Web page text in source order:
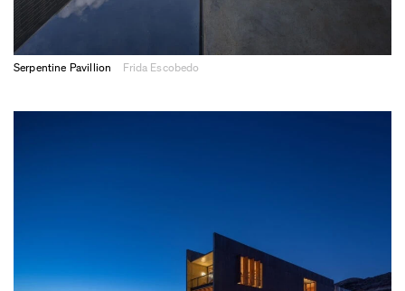
Serpentine Pavillion Frida Escobedo